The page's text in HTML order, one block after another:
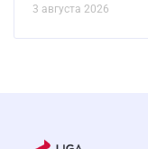
3 августа 2026